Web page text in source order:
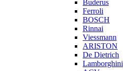
Buderus
Ferroli
BOSCH
Rinnai
Viessmann
ARISTON
De Dietrich
Lamborghini